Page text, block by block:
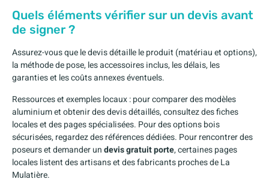
Quels éléments vérifier sur un devis avant
de signer ?
Assurez-vous que le devis détaille le produit (matériau et options),
la méthode de pose, les accessoires inclus, les délais, les
garanties et les coûts annexes éventuels.
Ressources et exemples locaux : pour comparer des modèles
aluminium et obtenir des devis détaillés, consultez des fiches
locales et des pages spécialisées. Pour des options bois
sécurisées, regardez des références dédiées. Pour rencontrer des
poseurs et demander undevis gratuit porte, certaines pages
locales listent des artisans et des fabricants proches de La
Mulatière.